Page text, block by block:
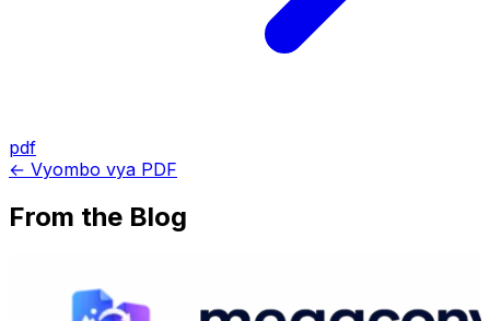
pdf
← Vyombo vya PDF
From the Blog